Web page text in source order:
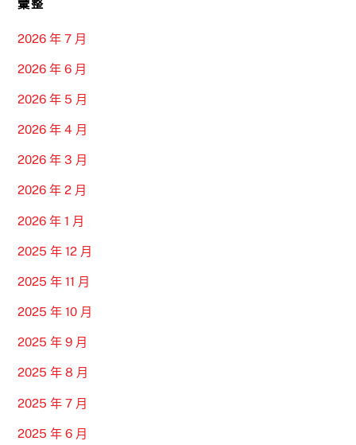
彙整
2026 年 7 月
2026 年 6 月
2026 年 5 月
2026 年 4 月
2026 年 3 月
2026 年 2 月
2026 年 1 月
2025 年 12 月
2025 年 11 月
2025 年 10 月
2025 年 9 月
2025 年 8 月
2025 年 7 月
2025 年 6 月